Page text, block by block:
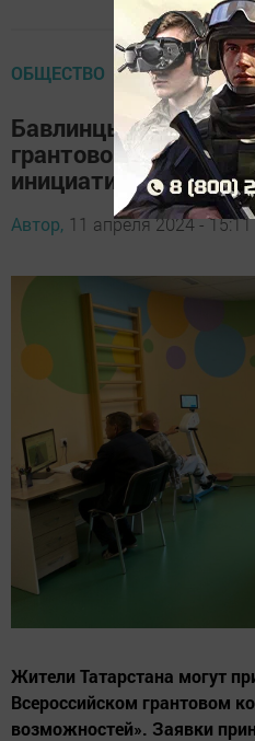
ОБЩЕСТВО
Бавлинцы могут
грантовом
инициатив
Автор, 11 апреля 2024 - 15:11
Жители Татарстана могут
Всероссийском грантовом
возможностей». Заявки